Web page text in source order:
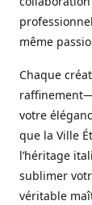
même
Chaque
votre
que la Ville
l’héritage
sublimer
véritable